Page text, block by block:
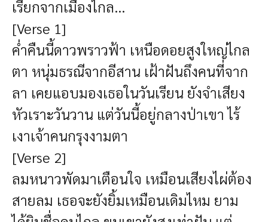
เรียกจากเมืองไกล...
[Verse 1]
ค่ำคืนนี้ดาวพราวฟ้า เหนือดอยสูงใหญ่ไกล
ตา หนุ่มธรณีจากอีสาน เฝ้าฝันถึงคนที่จาก
ลา เคยแอบมองเธอในวันเรียน ยังจำเสียง
หัวเราะวันวาน แต่วันนี้อยู่กลางป่าเขา ไร้
เงาเจ้าคนกรุงงามตา
[Verse 2]
ลมหนาวพัดมาเตือนใจ เหมือนเสียงไผ่ต้อง
สายลม เธอจะยังยิ้มเหมือนเดิมไหม ยาม